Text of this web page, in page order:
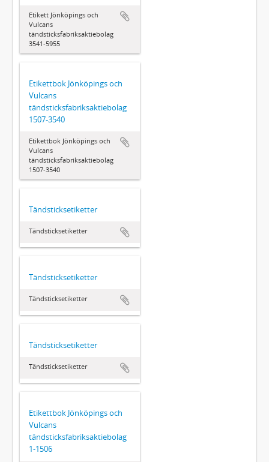
Etikett Jönköpings och
Vulcans
tändsticksfabriksaktiebolag
3541-5955
Etikettbok Jönköpings och
Vulcans
tändsticksfabriksaktiebolag
1507-3540
Etikettbok Jönköpings och
Vulcans
tändsticksfabriksaktiebolag
1507-3540
Tändsticksetiketter
Tändsticksetiketter
Tändsticksetiketter
Tändsticksetiketter
Tändsticksetiketter
Tändsticksetiketter
Etikettbok Jönköpings och
Vulcans
tändsticksfabriksaktiebolag
1-1506